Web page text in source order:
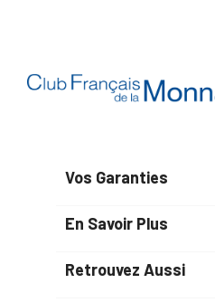
Vos Garanties
En Savoir Plus
Retrouvez Aussi